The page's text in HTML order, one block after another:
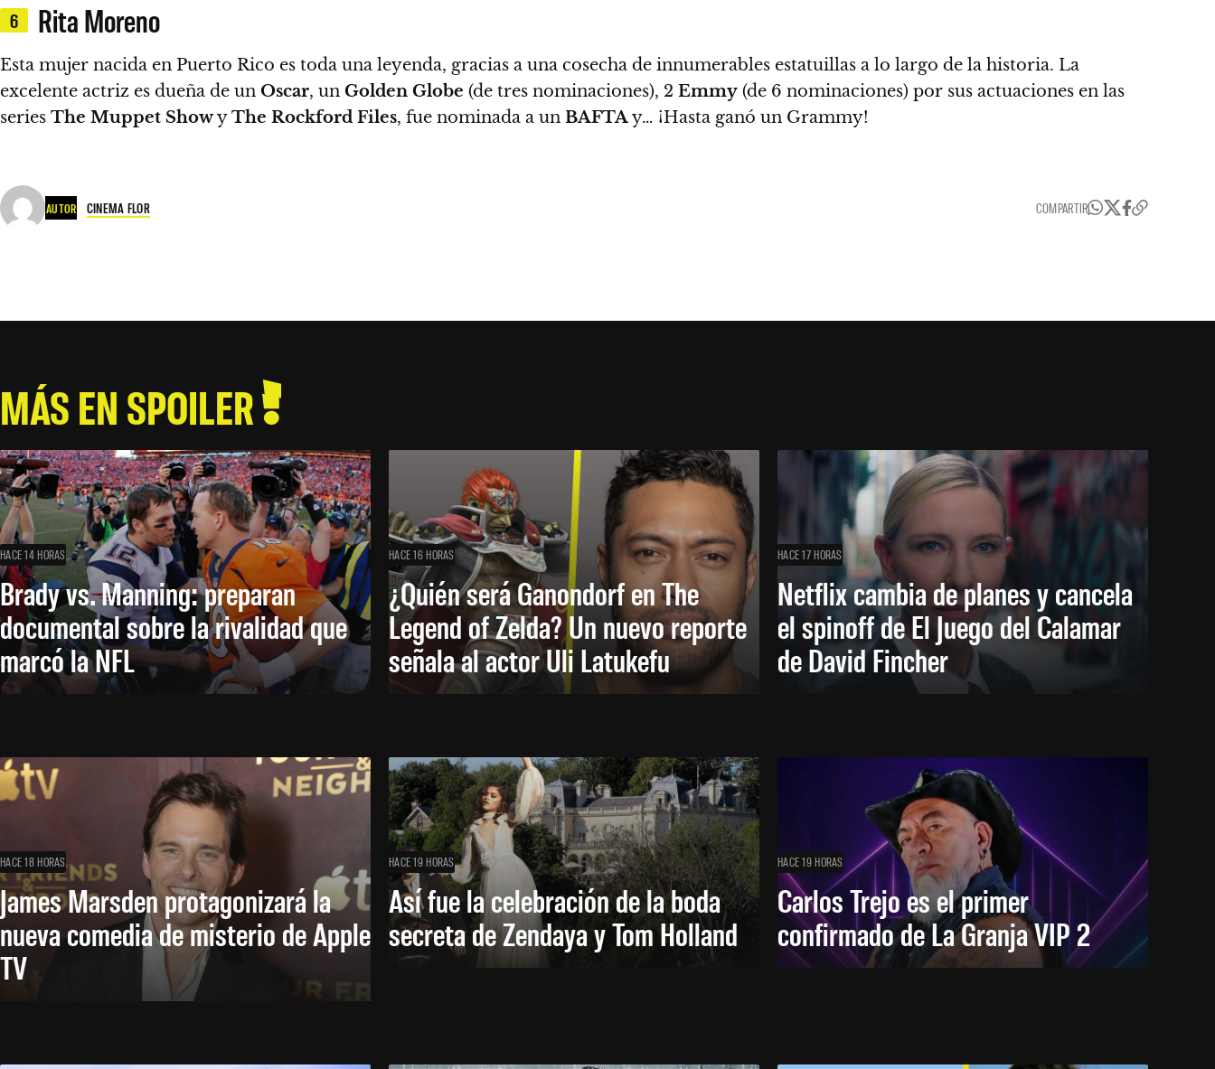
6 Rita Moreno
Esta mujer nacida en Puerto Rico es toda una leyenda, gracias a una cosecha de innumerables estatuillas a lo largo de la historia. La
excelente actriz es dueña de un Oscar, un Golden Globe (de tres nominaciones), 2 Emmy (de 6 nominaciones) por sus actuaciones en las
series The Muppet ShowyThe Rockford Files, fue nominada a un BAFTAy… ¡Hasta ganó un Grammy!
AUTOR CINEMA FLOR COMPARTIR
MÁS EN SPOILER
HACE 14 HORAS
Brady vs. Manning: preparan
documental sobre la rivalidad que
marcó la NFL
HACE 16 HORAS
¿Quién será Ganondorf en The
Legend of Zelda? Un nuevo reporte
señala al actor Uli Latukefu
HACE 17 HORAS
Netflix cambia de planes y cancela
el spinoff de El Juego del Calamar
de David Fincher
HACE 18 HORAS
James Marsden protagonizará la
nueva comedia de misterio de Apple
TV
HACE 19 HORAS
Así fue la celebración de la boda
secreta de Zendaya y Tom Holland
HACE 19 HORAS
Carlos Trejo es el primer
confirmado de La Granja VIP 2